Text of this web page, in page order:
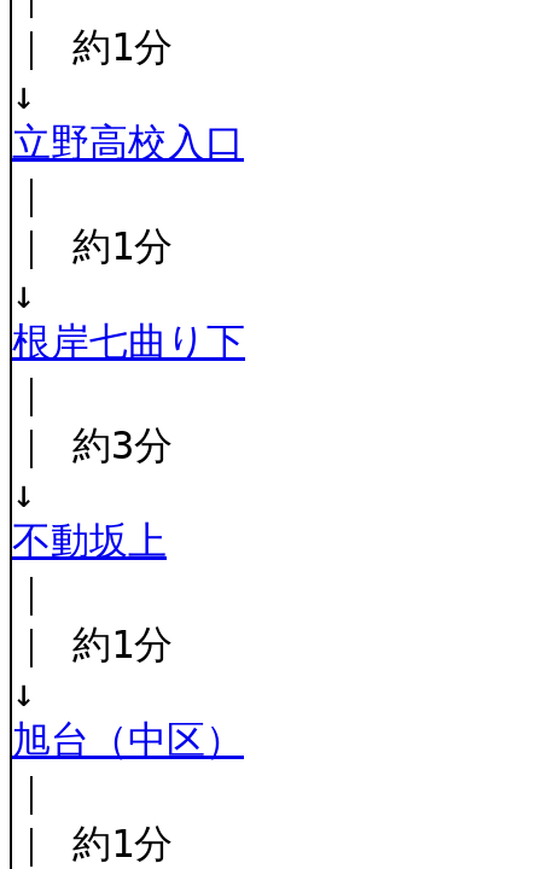
｜ 約1分
↓
立野高校入口
｜ 約1分
↓
根岸七曲り下
｜ 約3分
↓
不動坂上
｜ 約1分
↓
旭台（中区）
｜ 約1分